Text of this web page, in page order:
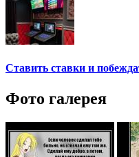
Ставить ставки и
Фото галерея